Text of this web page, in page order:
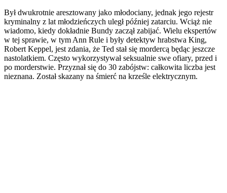
Był dwukrotnie aresztowany jako młodociany, jednak jego rejestr
kryminalny z lat młodzieńczych uległ później zatarciu. Wciąż nie
wiadomo, kiedy dokładnie Bundy zaczął zabijać. Wielu ekspertów
w tej sprawie, w tym Ann Rule i były detektyw hrabstwa King,
Robert Keppel, jest zdania, że Ted stał się mordercą będąc jeszcze
nastolatkiem. Często wykorzystywał seksualnie swe ofiary, przed i
po morderstwie. Przyznał się do 30 zabójstw: całkowita liczba jest
nieznana. Został skazany na śmierć na krześle elektrycznym.